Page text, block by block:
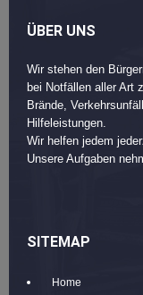
ÜBER UNS
Wir stehen den
bei Notfällen aller Art
Brände,
Hilfeleistungen.
Wir helfen jedem
Unsere Aufgaben
SITEMAP
Home